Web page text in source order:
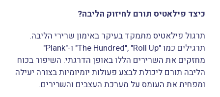
כיצד פילאטיס תורם לחיזוק הליבה?
תרגול פילאטיס מתמקד בעיקר באימון שרירי הליבה.
תרגילים כמו "The Hundred", "Roll Up" ו-"Plank"
מחזקים את השרירים הללו באופן הדרגתי. השיפור בכוח
הליבה תורם ליכולת לבצע פעולות יומיומיות בצורה יעילה
ומפחית את העומס על מערכת העצבים והשרירים.